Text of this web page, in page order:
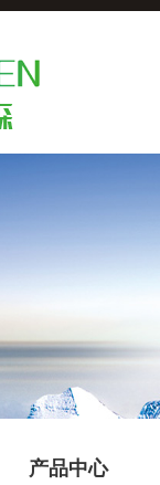
产品中心